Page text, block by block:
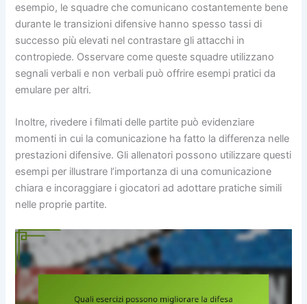
esempio, le squadre che comunicano costantemente bene
durante le transizioni difensive hanno spesso tassi di
successo più elevati nel contrastare gli attacchi in
contropiede. Osservare come queste squadre utilizzano
segnali verbali e non verbali può offrire esempi pratici da
emulare per altri.
Inoltre, rivedere i filmati delle partite può evidenziare
momenti in cui la comunicazione ha fatto la differenza nelle
prestazioni difensive. Gli allenatori possono utilizzare questi
esempi per illustrare l’importanza di una comunicazione
chiara e incoraggiare i giocatori ad adottare pratiche simili
nelle proprie partite.